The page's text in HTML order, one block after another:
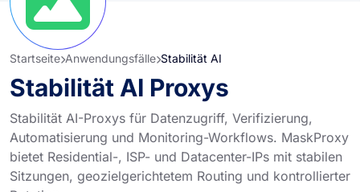
Startseite Anwendungsfälle Stabilität AI
Stabilität AI Proxys
Stabilität AI-Proxys für Datenzugriff, Verifizierung,
Automatisierung und Monitoring-Workflows. MaskProxy
bietet Residential-, ISP- und Datacenter-IPs mit stabilen
Sitzungen, geozielgerichtetem Routing und kontrollierter